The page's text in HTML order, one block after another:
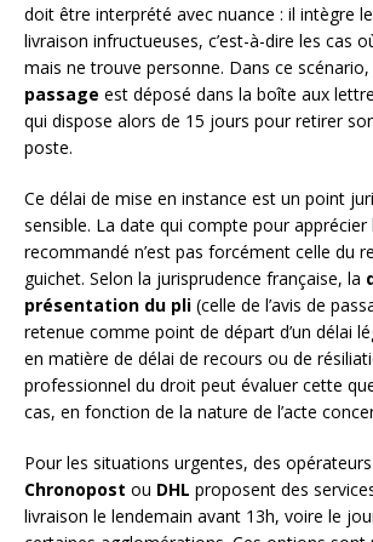
doit être interprété avec nuance : il intègre
livraison infructueuses, c’est-à-dire les cas
mais ne trouve personne. Dans ce scénario,
passage est déposé dans la boîte aux
qui dispose alors de 15 jours pour retirer
poste.
Ce délai de mise en instance est un point
sensible. La date qui compte pour apprécier
recommandé n’est pas forcément celle du
guichet. Selon la jurisprudence française, la
présentation du pli (celle de l’avis de
retenue comme point de départ d’un délai
en matière de délai de recours ou de
professionnel du droit peut évaluer cette
cas, en fonction de la nature de l’acte
Pour les situations urgentes, des
Chronopost ou DHL proposent des
livraison le lendemain avant 13h, voire le